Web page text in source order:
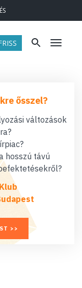
Menü
ősszel?
változások
hosszú távú
>>